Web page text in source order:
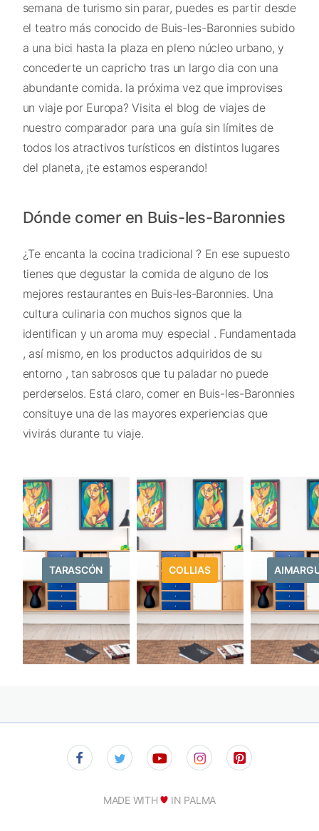
semana de turismo sin parar, puedes es partir desde
el teatro más conocido de Buis-les-Baronnies subido
a una bici hasta la plaza en pleno núcleo urbano, y
concederte un capricho tras un largo dia con una
abundante comida. la próxima vez que improvises
un viaje por Europa? Visita el blog de viajes de
nuestro comparador para una guía sin límites de
todos los atractivos turísticos en distintos lugares
del planeta, ¡te estamos esperando!
Dónde comer en Buis-les-Baronnies
¿Te encanta la cocina tradicional ? En ese supuesto
tienes que degustar la comida de alguno de los
mejores restaurantes en Buis-les-Baronnies. Una
cultura culinaria con muchos signos que la
identifican y un aroma muy especial . Fundamentada
, así mismo, en los productos adquiridos de su
entorno , tan sabrosos que tu paladar no puede
perderselos. Está claro, comer en Buis-les-Baronnies
consituye una de las mayores experiencias que
vivirás durante tu viaje.
TARASCÓN COLLIAS
MADE WITH IN PALMA